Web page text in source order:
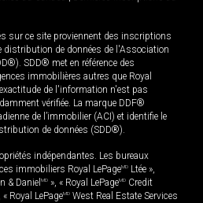
sur ce site proviennent des inscriptions
distribution de données de l'Association
SDD® met en référence des
immobilières autres que Royal
de l'information n'est pas
vérifiée. La marque DDF®
de l’immobilier (ACI) et identifie le
de données (SDD®).
indépendantes. Les bureaux
immobiliers Royal LePageMD Ltée »,
& Daniel MD », « Royal LePageMD Credit
Royal LePageMD West Real Estate Services